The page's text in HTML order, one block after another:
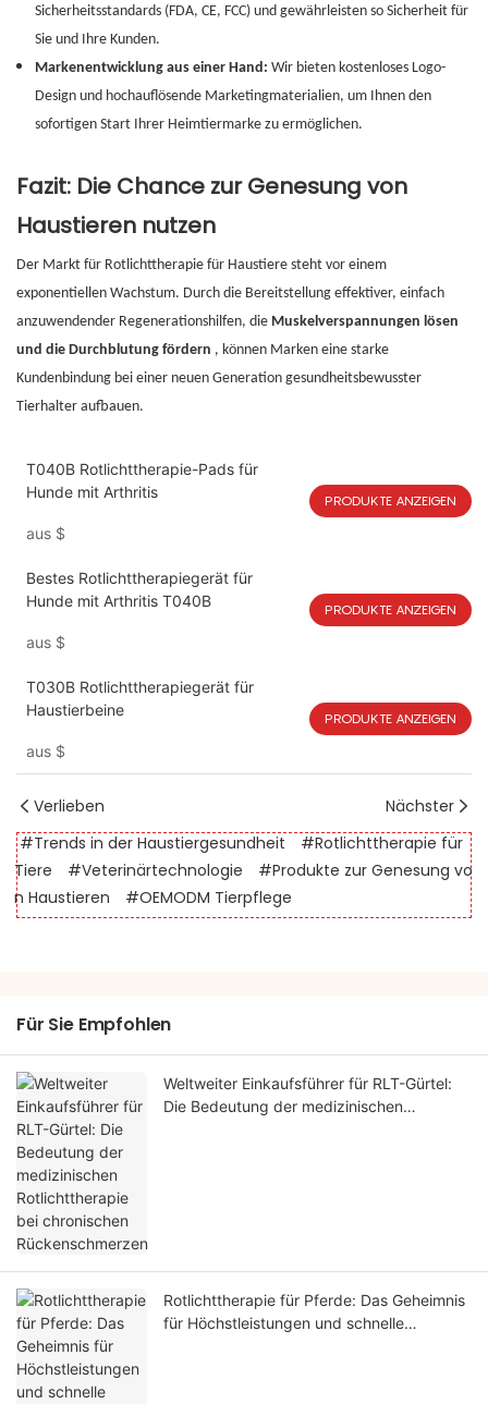
Sicherheitsstandards (FDA, CE, FCC) und gewährleisten so Sicherheit für
Sie und Ihre Kunden.
Markenentwicklung aus einer Hand: Wir bieten kostenloses Logo-
Design und hochauflösende Marketingmaterialien, um Ihnen den
sofortigen Start Ihrer Heimtiermarke zu ermöglichen.
Fazit: Die Chance zur Genesung von
Haustieren nutzen
Der Markt für Rotlichttherapie für Haustiere steht vor einem
exponentiellen Wachstum. Durch die Bereitstellung effektiver, einfach
anzuwendender Regenerationshilfen, die Muskelverspannungen lösen
und die Durchblutung fördern , können Marken eine starke
Kundenbindung bei einer neuen Generation gesundheitsbewusster
Tierhalter aufbauen.
T040B Rotlichttherapie-Pads für
Hunde mit Arthritis
aus $
PRODUKTE ANZEIGEN
Bestes Rotlichttherapiegerät für
Hunde mit Arthritis T040B
aus $
PRODUKTE ANZEIGEN
T030B Rotlichttherapiegerät für
Haustierbeine
aus $
PRODUKTE ANZEIGEN
Verlieben
Nächster
#Trends in der Haustiergesundheit
#Rotlichttherapie für
Tiere
#Veterinärtechnologie
#Produkte zur Genesung vo
n Haustieren
#OEMODM Tierpflege
Für Sie Empfohlen
Weltweiter Einkaufsführer für RLT-Gürtel:
Die Bedeutung der medizinischen
Rotlichttherapie für Pferde: Das Geheimnis
für Höchstleistungen und schnelle